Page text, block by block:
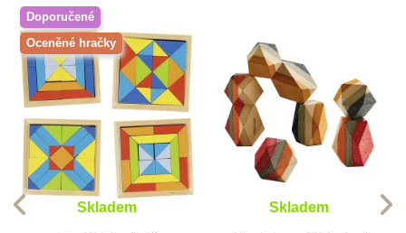
Doporučené
Oceněné hračky
Skladem Skladem